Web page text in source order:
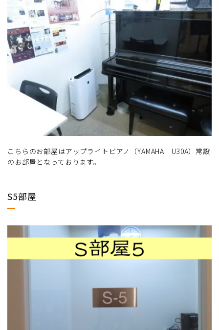
こちらのお部屋はアップライトピアノ（YAMAHA U30A）常設
のお部屋となっております。
S5部屋